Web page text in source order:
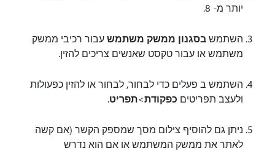
יותר מ- 8.
השתמשבסגנון ממשק משתמשעבור רכיבי ממשק
משתמש או עבור טקסט שאנשים צריכים להזין.
השתמש ב פעלים כדי לבחור, לבחור או להזין כפעולות
ולעצב תפריטים כפקודת>תפריט.
ניתן גם להוסיף צילום מסך שמספק הקשר (אם קשה
לאתר את ממשק המשתמש או אם הוא נדרש